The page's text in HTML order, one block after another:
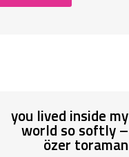
you lived inside my
world so softly –
özer toraman